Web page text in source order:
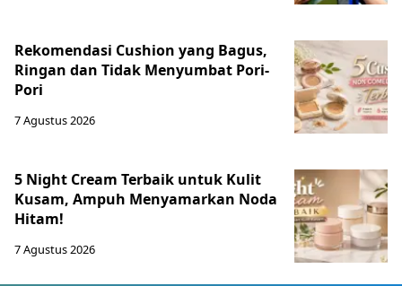
Rekomendasi Cushion yang Bagus,
Ringan dan Tidak Menyumbat Pori-
Pori
7 Agustus 2026
5 Night Cream Terbaik untuk Kulit
Kusam, Ampuh Menyamarkan Noda
Hitam!
7 Agustus 2026